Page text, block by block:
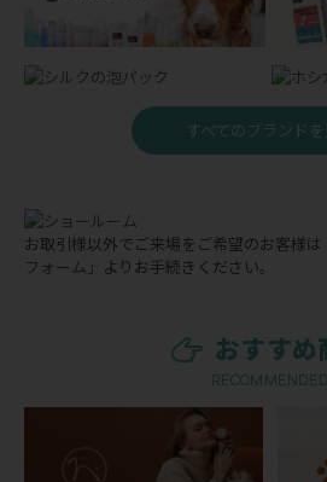
すべてのブランド
お取引様以外でご来場をご希望のお客様は
フォーム」 よりお手続きください。
おすすめ
RECOMMENDED